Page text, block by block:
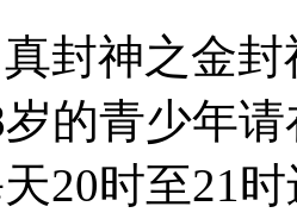
封神之金
的青少年
20时至21